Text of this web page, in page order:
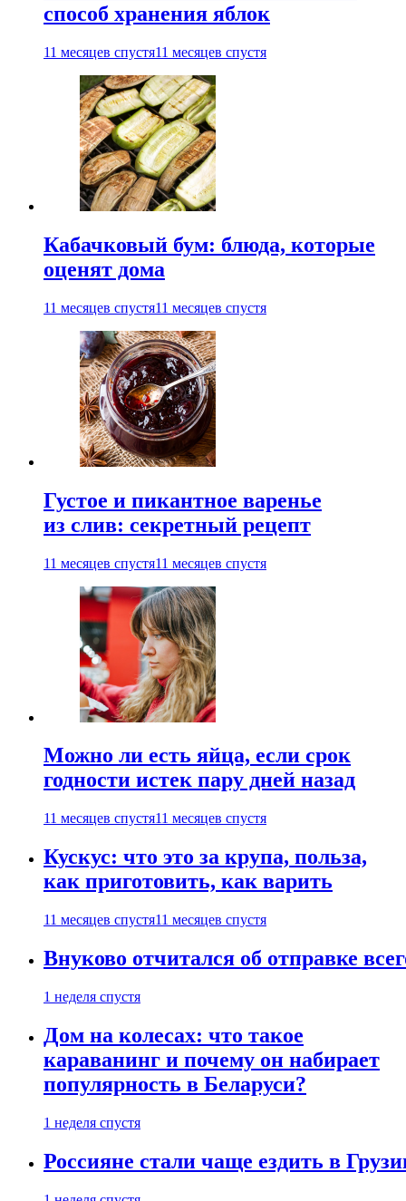
способ хранения яблок
11 месяцев спустя11 месяцев спустя
Кабачковый бум: блюда, которые
оценят дома
11 месяцев спустя11 месяцев спустя
Густое и пикантное варенье
из слив: секретный рецепт
11 месяцев спустя11 месяцев спустя
Можно ли есть яйца, если срок
годности истек пару дней назад
11 месяцев спустя11 месяцев спустя
Кускус: что это за крупа, польза,
как приготовить, как варить
11 месяцев спустя11 месяцев спустя
Внуково отчитался об отправке
1 неделя спустя
Дом на колесах: что такое
караванинг и почему он набирает
популярность в Беларуси?
1 неделя спустя
Россияне стали чаще ездить в